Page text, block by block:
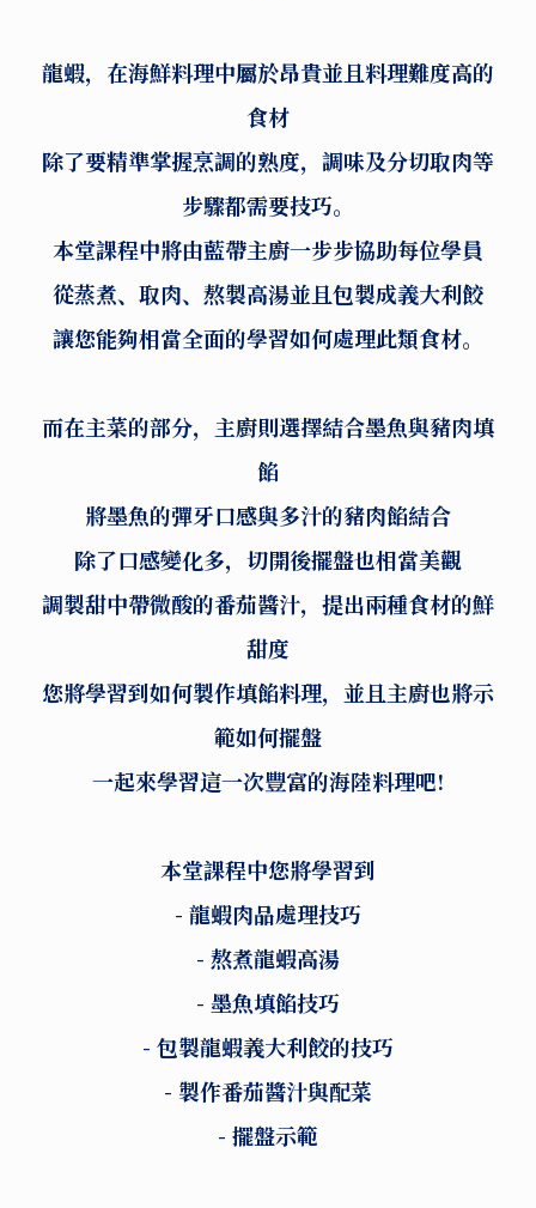
龍蝦，在海鮮料理中屬於昂貴並且料理難度高的
食材
除了要精準掌握烹調的熟度，調味及分切取肉等
步驟都需要技巧。
本堂課程中將由藍帶主廚一步步協助每位學員
從蒸煮、取肉、熬製高湯並且包製成義大利餃
讓您能夠相當全面的學習如何處理此類食材。
而在主菜的部分，主廚則選擇結合墨魚與豬肉填
餡
將墨魚的彈牙口感與多汁的豬肉餡結合
除了口感變化多，切開後擺盤也相當美觀
調製甜中帶微酸的番茄醬汁，提出兩種食材的鮮
甜度
您將學習到如何製作填餡料理，並且主廚也將示
範如何擺盤
一起來學習這一次豐富的海陸料理吧!
本堂課程中您將學習到
- 龍蝦肉品處理技巧
- 熬煮龍蝦高湯
- 墨魚填餡技巧
- 包製龍蝦義大利餃的技巧
- 製作番茄醬汁與配菜
- 擺盤示範